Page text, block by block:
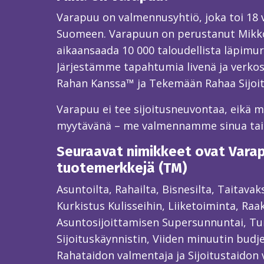
Varapuu on valmennusyhtiö, joka toi
Suomeen. Varapuun on perustanut
aikaansaada 10 000 taloudellista
Järjestämme tapahtumia livenä ja
Rahan Kanssa™ ja Tekemään Rahaa
Varapuu ei tee sijoitusneuvontaa, eikä
myytävänä – me valmennamme sinua
Seuraavat nimikkeet ovat
tuotemerkkejä (TM)
Asuntoilta, Rahailta, Bisnesilta,
Kurkistus Kulisseihin, Liiketoiminta,
Asuntosijoittamisen Supersunnuntai,
Sijoituskäynnistin, Viiden minuutin
Rahataidon valmentaja ja Sijoitustaidon